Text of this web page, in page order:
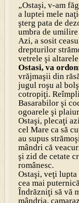
„Ostaşi, v-am
a luptei mele
şterg pata de
umbra de
Azi, a sosit
drepturilor
vetrele şi
Ostasi, va
vrăjmaşii din
jugul roşu al
cotropiţi.
Basarabilor şi
ogoarele şi
Ostaşi, plecaţi
cel Mare ca să
au supus
mândri că
şi zid de cetate
românesc.
Ostaşi, veţi
cea mai
Îndrăzniţi să vă
mândria,